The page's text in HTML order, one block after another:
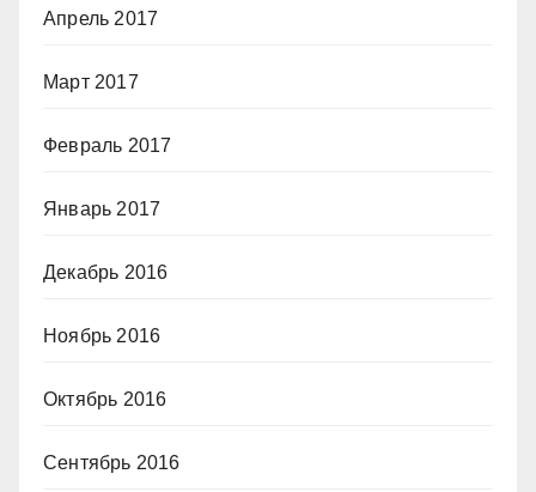
Апрель 2017
Март 2017
Февраль 2017
Январь 2017
Декабрь 2016
Ноябрь 2016
Октябрь 2016
Сентябрь 2016